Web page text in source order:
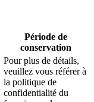
Période de
conservation
Pour plus de détails,
veuillez vous référer à
la politique de
confidentialité du